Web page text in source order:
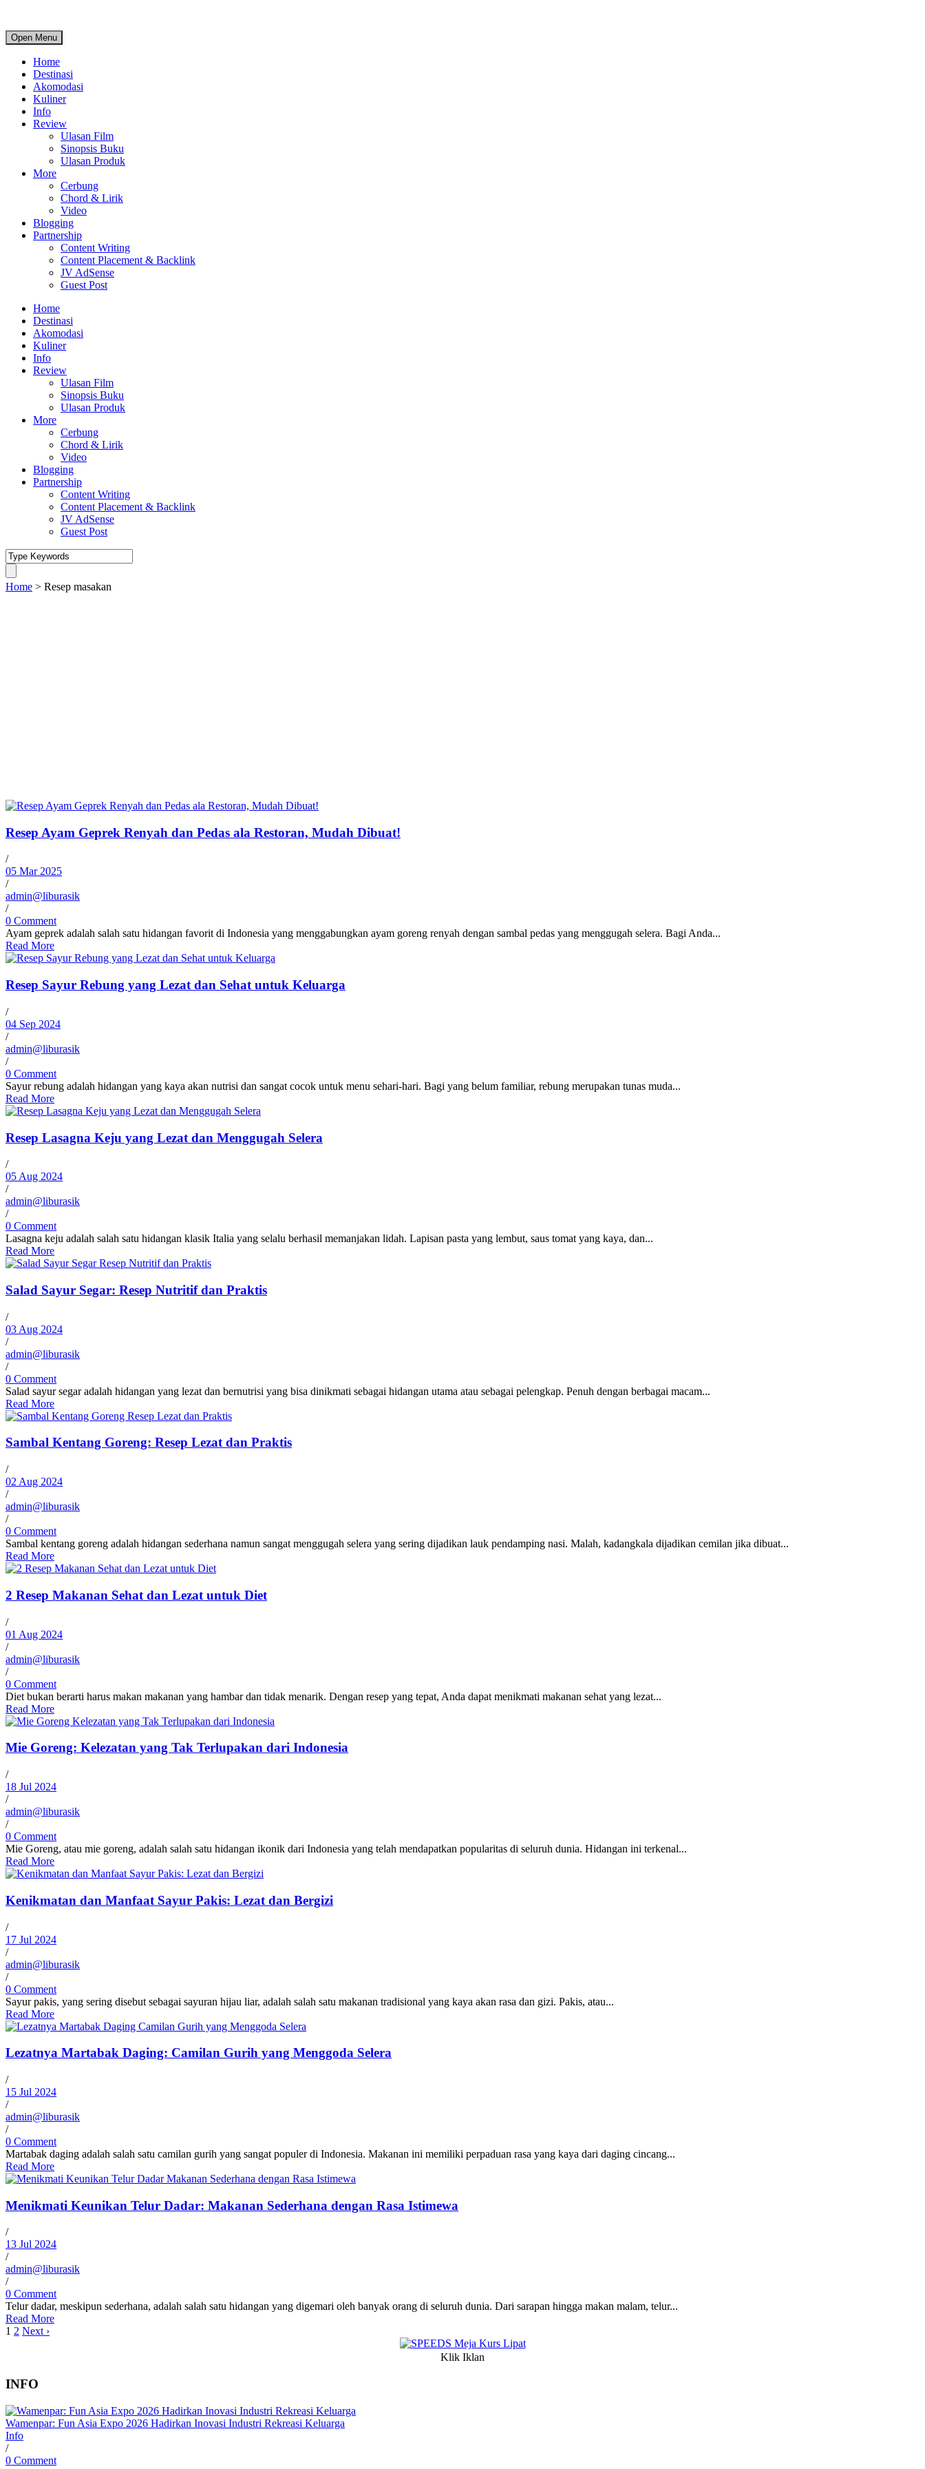
Open Menu
Home
Destinasi
Akomodasi
Kuliner
Info
Review
Ulasan Film
Sinopsis Buku
Ulasan Produk
More
Cerbung
Chord & Lirik
Video
Blogging
Partnership
Content Writing
Content Placement & Backlink
JV AdSense
Guest Post
Home
Destinasi
Akomodasi
Kuliner
Info
Review
Ulasan Film
Sinopsis Buku
Ulasan Produk
More
Cerbung
Chord & Lirik
Video
Blogging
Partnership
Content Writing
Content Placement & Backlink
JV AdSense
Guest Post
Home > Resep masakan
Resep Ayam Geprek Renyah dan Pedas ala Restoran, Mudah Dibuat!
/
05 Mar 2025
/
admin@liburasik
/
0 Comment
Ayam geprek adalah salah satu hidangan favorit di Indonesia yang menggabungkan ayam goreng renyah dengan sambal pedas yang menggugah selera. Bagi Anda...
Read More
Resep Sayur Rebung yang Lezat dan Sehat untuk Keluarga
/
04 Sep 2024
/
admin@liburasik
/
0 Comment
Sayur rebung adalah hidangan yang kaya akan nutrisi dan sangat cocok untuk menu sehari-hari. Bagi yang belum familiar, rebung merupakan tunas muda...
Read More
Resep Lasagna Keju yang Lezat dan Menggugah Selera
/
05 Aug 2024
/
admin@liburasik
/
0 Comment
Lasagna keju adalah salah satu hidangan klasik Italia yang selalu berhasil memanjakan lidah. Lapisan pasta yang lembut, saus tomat yang kaya, dan...
Read More
Salad Sayur Segar: Resep Nutritif dan Praktis
/
03 Aug 2024
/
admin@liburasik
/
0 Comment
Salad sayur segar adalah hidangan yang lezat dan bernutrisi yang bisa dinikmati sebagai hidangan utama atau sebagai pelengkap. Penuh dengan berbagai macam...
Read More
Sambal Kentang Goreng: Resep Lezat dan Praktis
/
02 Aug 2024
/
admin@liburasik
/
0 Comment
Sambal kentang goreng adalah hidangan sederhana namun sangat menggugah selera yang sering dijadikan lauk pendamping nasi. Malah, kadangkala dijadikan cemilan jika dibuat...
Read More
2 Resep Makanan Sehat dan Lezat untuk Diet
/
01 Aug 2024
/
admin@liburasik
/
0 Comment
Diet bukan berarti harus makan makanan yang hambar dan tidak menarik. Dengan resep yang tepat, Anda dapat menikmati makanan sehat yang lezat...
Read More
Mie Goreng: Kelezatan yang Tak Terlupakan dari Indonesia
/
18 Jul 2024
/
admin@liburasik
/
0 Comment
Mie Goreng, atau mie goreng, adalah salah satu hidangan ikonik dari Indonesia yang telah mendapatkan popularitas di seluruh dunia. Hidangan ini terkenal...
Read More
Kenikmatan dan Manfaat Sayur Pakis: Lezat dan Bergizi
/
17 Jul 2024
/
admin@liburasik
/
0 Comment
Sayur pakis, yang sering disebut sebagai sayuran hijau liar, adalah salah satu makanan tradisional yang kaya akan rasa dan gizi. Pakis, atau...
Read More
Lezatnya Martabak Daging: Camilan Gurih yang Menggoda Selera
/
15 Jul 2024
/
admin@liburasik
/
0 Comment
Martabak daging adalah salah satu camilan gurih yang sangat populer di Indonesia. Makanan ini memiliki perpaduan rasa yang kaya dari daging cincang...
Read More
Menikmati Keunikan Telur Dadar: Makanan Sederhana dengan Rasa Istimewa
/
13 Jul 2024
/
admin@liburasik
/
0 Comment
Telur dadar, meskipun sederhana, adalah salah satu hidangan yang digemari oleh banyak orang di seluruh dunia. Dari sarapan hingga makan malam, telur...
Read More
1 2 Next ›
Klik Iklan
INFO
Wamenpar: Fun Asia Expo 2026 Hadirkan Inovasi Industri Rekreasi Keluarga
Info
/
0 Comment